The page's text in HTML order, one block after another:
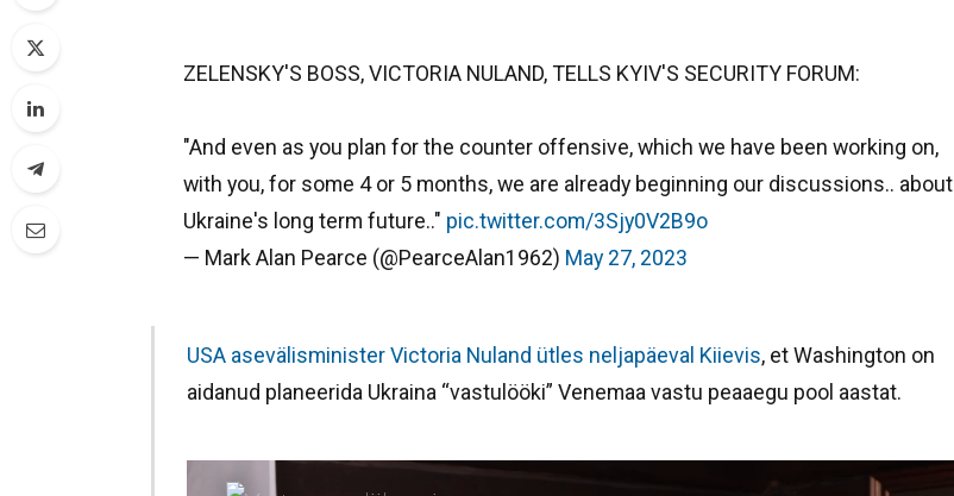
ZELENSKY'S BOSS, VICTORIA NULAND, TELLS KYIV'S SECURITY FORUM:
"And even as you plan for the counter offensive, which we have been working on,
with you, for some 4 or 5 months, we are already beginning our discussions.. about
Ukraine's long term future.." pic.twitter.com/3Sjy0V2B9o
— Mark Alan Pearce (@PearceAlan1962) May 27, 2023
USA asevälisminister Victoria Nuland ütles neljapäeval Kiievis, et Washington on
aidanud planeerida Ukraina “vastulööki” Venemaa vastu peaaegu pool aastat.